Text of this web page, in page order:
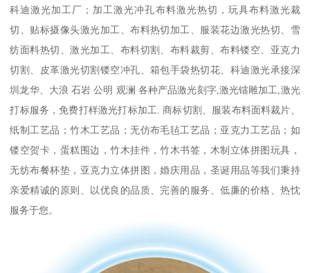
科迪激光加工厂；加工激光冲孔布料激光热切，玩具布料激光裁
切、贴标摄像头激光加工、布料热切加工、服装花边激光热切、雪
纺面料热切、激光加工、布料切割、布料裁剪、布料镂空、亚克力
切割、皮革激光切割镂空冲孔、箱包手袋热切花、科迪激光承接深
圳龙华、大浪 石岩 公明 观澜 各种产品激光刻字,激光镭雕加工,激光
打标服务，免费打样激光打标加工. 商标切割、服装布料面料裁片、
纸制工艺品；竹木工艺品；无仿布毛毡工艺品；亚克力工艺品；如
镂空贺卡，蛋糕围边，竹木挂件，竹木书签，木制立体拼图玩具，
无纺布餐杯垫，亚克力立体拼图，婚庆用品，圣诞用品等我们秉持
亲爱精诚的原则、以优良的品质、完善的服务、低廉的价格、热忱
服务于您。